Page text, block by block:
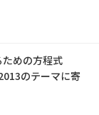
ための方程式
のテーマに寄